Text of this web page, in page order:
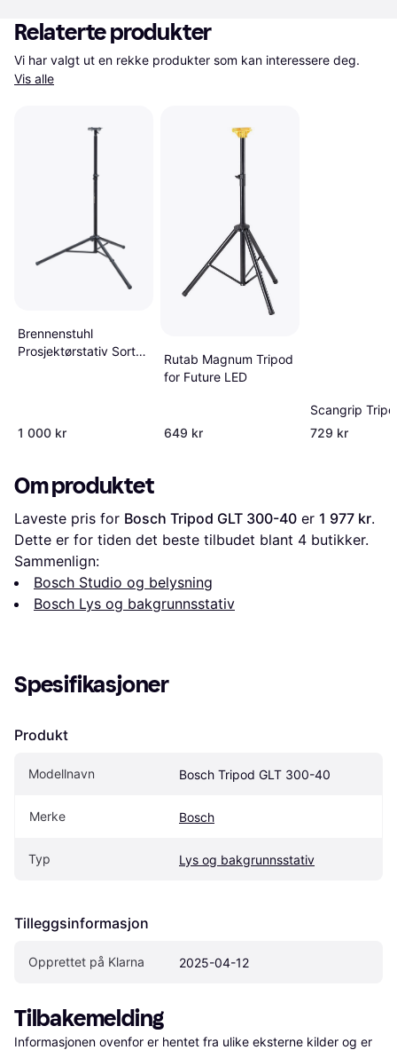
Relaterte produkter
Vis alle
Brennenstuhl
Prosjektørstativ Sort 2
1 000 kr
Rutab Magnum Tripod
for Future LED
649 kr
Scangrip
729 kr
Om produktet
Laveste pris for Bosch Tripod GLT 300-40 er 1 977 kr.
Dette er for tiden det beste tilbudet blant 4 butikker.
Sammenlign:
Bosch Studio og belysning
Bosch Lys og bakgrunnsstativ
Spesifikasjoner
Produkt
Modellnavn Bosch Tripod GLT 300-40
Merke Bosch
Typ Lys og bakgrunnsstativ
Tilleggsinformasjon
Opprettet på Klarna 2025-04-12
Tilbakemelding
Informasjonen ovenfor er hentet fra ulike eksterne kilder og er